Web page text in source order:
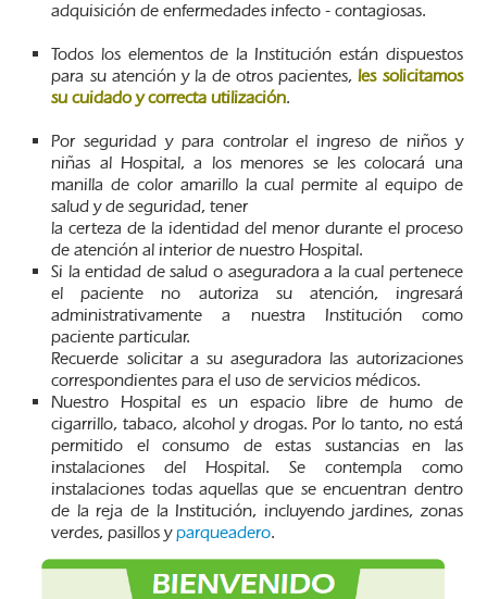
adquisición de enfermedades infecto - contagiosas.
Todos los elementos de la Institución están dispuestos
para su atención y la de otros pacientes,les solicitamos
su cuidado y correcta utilización.
Por seguridad y para controlar el ingreso de niños y
niñas al Hospital, a los menores se les colocará una
manilla de color amarillo la cual permite al equipo de
salud y de seguridad, tener
la certeza de la identidad del menor durante el proceso
de atención al interior de nuestro Hospital.
Si la entidad de salud o aseguradora a la cual pertenece
el paciente no autoriza su atención, ingresará
administrativamente a nuestra Institución como
paciente particular.
Recuerde solicitar a su aseguradora las autorizaciones
correspondientes para el uso de servicios médicos.
Nuestro Hospital es un espacio libre de humo de
cigarrillo, tabaco, alcohol y drogas. Por lo tanto, no está
permitido el consumo de estas sustancias en las
instalaciones del Hospital. Se contempla como
instalaciones todas aquellas que se encuentran dentro
de la reja de la Institución, incluyendo jardines, zonas
verdes, pasillos yparqueadero.